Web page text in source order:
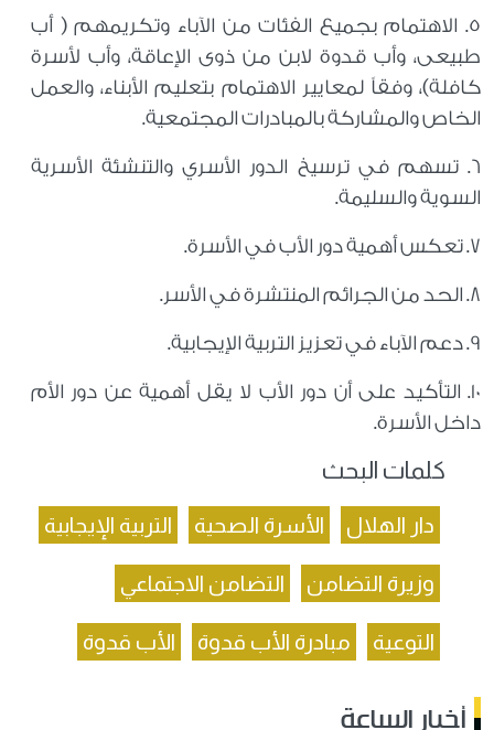
5. ‏الاهتمام بجميع الفئات من الآباء وتكريمهم ( أب
طبيعى، وأب قدوة لابن من ذوى الإعاقة، وأب لأسرة
كافلة)، وفقاً لمعايير الاهتمام بتعليم الأبناء، والعمل
الخاص والمشاركة بالمبادرات المجتمعية.
6. ‏تسهم في ترسيخ الدور الأسري والتنشئة الأسرية
السوية والسليمة.
7. ‏تعكس أهمية دور الأب في الأسرة.
8. ‏الحد من الجرائم المنتشرة في الأسر.
9. ‏دعم الآباء في تعزيز التربية الإيجابية.
10. ‏التأكيد على أن دور الأب لا يقل أهمية عن دور الأم
داخل الأسرة.
كلمات البحث
دار الهلال الأسرة الصحية التربية الإيجابية
وزيرة التضامن التضامن الاجتماعي
التوعية مبادرة الأب قدوة الأب قدوة
أخبار الساعة